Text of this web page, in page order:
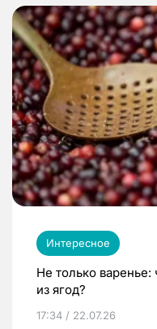
Интересное
Не только
из ягод?
17:34 / 22.07.26